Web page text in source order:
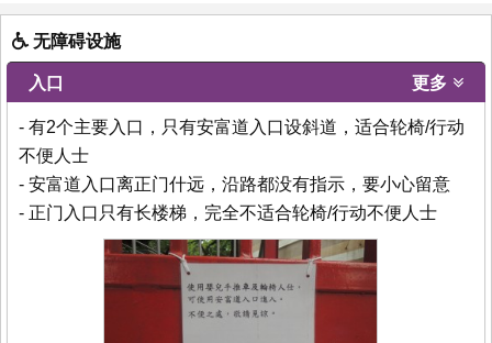
无障碍设施
入口 更多
- 有2个主要入口，只有安富道入口设斜道，适合轮椅/行动
不便人士
- 安富道入口离正门什远，沿路都没有指示，要小心留意
- 正门入口只有长楼梯，完全不适合轮椅/行动不便人士